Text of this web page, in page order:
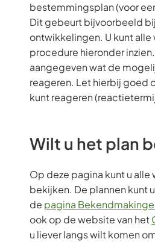
bestemmingsplan (voor
Dit gebeurt bijvoorbeeld
ontwikkelingen. U kunt
procedure hieronder
aangegeven wat de
reageren. Let hierbij goed
kunt reageren
Wilt u het plan
Op deze pagina kunt u
bekijken. De plannen kunt
de pagina
ook op de website van het
u liever langs wilt komen